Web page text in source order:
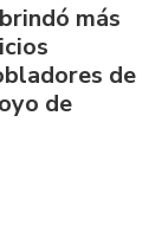
más
de
de